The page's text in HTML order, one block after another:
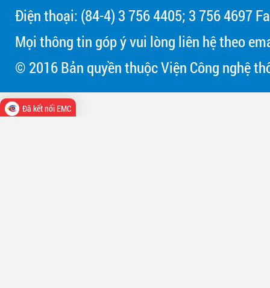
Điện thoại: (84-4) 3 756 4405; 3 756 4697
Mọi thông tin góp ý vui lòng liên hệ theo
© 2016 Bản quyền thuộc Viện Công nghệ
Đã kết nối EMC